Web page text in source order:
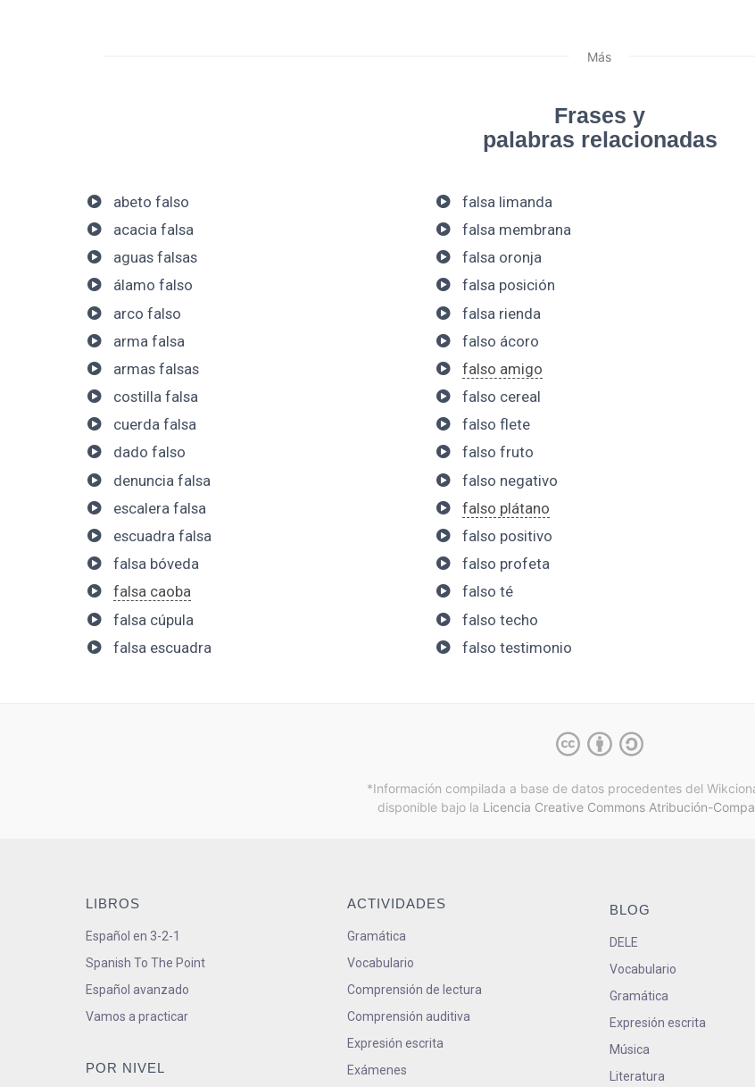
Más
Frases y
palabras relacionadas
abeto falso
acacia falsa
aguas falsas
álamo falso
arco falso
arma falsa
armas falsas
costilla falsa
cuerda falsa
dado falso
denuncia falsa
escalera falsa
escuadra falsa
falsa bóveda
falsa caoba
falsa cúpula
falsa escuadra
falsa limanda
falsa membrana
falsa oronja
falsa posición
falsa rienda
falso ácoro
falso amigo
falso cereal
falso flete
falso fruto
falso negativo
falso plátano
falso positivo
falso profeta
falso té
falso techo
falso testimonio
*Información compilada a base de datos procedentes del
disponible bajo la Licencia Creative Commons Atribución-
LIBROS
Español en 3-2-1
Spanish To The Point
Español avanzado
Vamos a practicar
POR NIVEL
ACTIVIDADES
Gramática
Vocabulario
Comprensión de lectura
Comprensión auditiva
Expresión escrita
Exámenes
BLOG
DELE
Vocabulario
Gramática
Expresión escrita
Música
Literatura